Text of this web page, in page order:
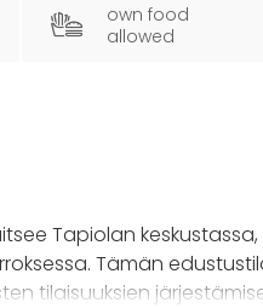
own food
allowed
Tapiolan
Tämän
tilaisuuksien